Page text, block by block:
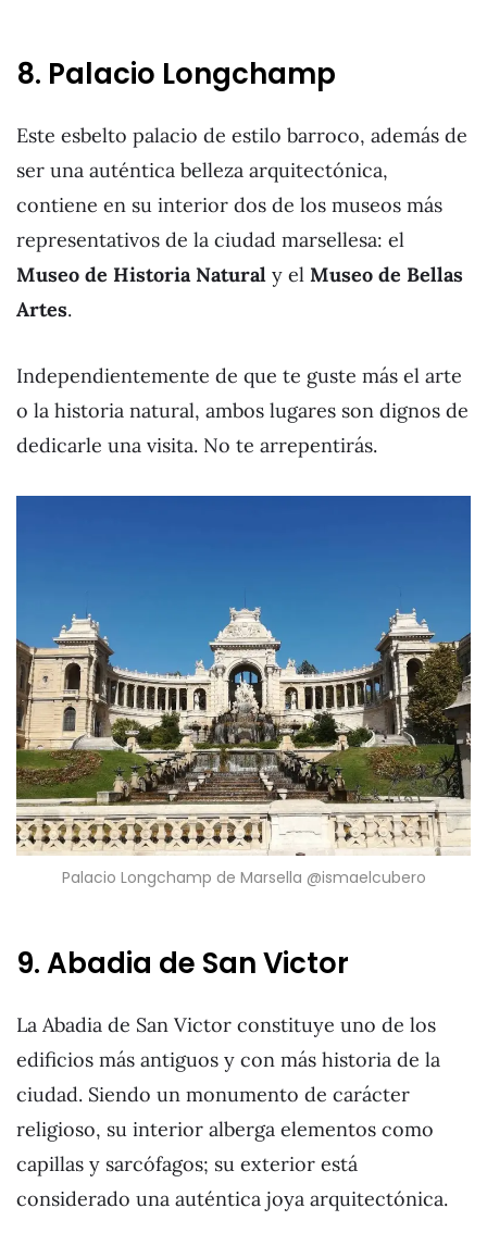
8. Palacio Longchamp
Este esbelto palacio de estilo barroco, además de
ser una auténtica belleza arquitectónica,
contiene en su interior dos de los museos más
representativos de la ciudad marsellesa: el
Museo de Historia Natural y el Museo de Bellas
Artes.
Independientemente de que te guste más el arte
o la historia natural, ambos lugares son dignos de
dedicarle una visita. No te arrepentirás.
Palacio Longchamp de Marsella @ismaelcubero
9. Abadia de San Victor
La Abadia de San Victor constituye uno de los
edificios más antiguos y con más historia de la
ciudad. Siendo un monumento de carácter
religioso, su interior alberga elementos como
capillas y sarcófagos; su exterior está
considerado una auténtica joya arquitectónica.